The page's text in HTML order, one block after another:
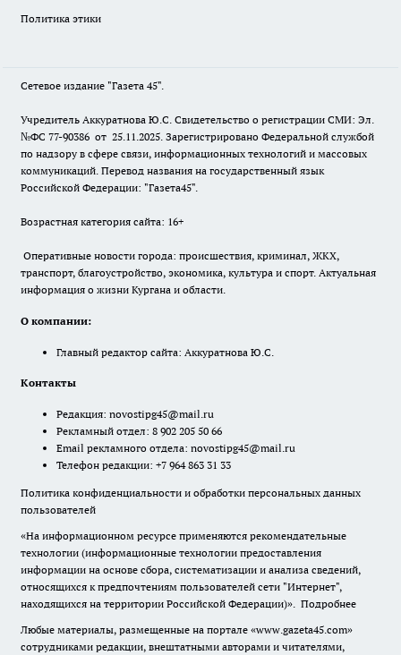
Политика этики
Сетевое издание "Газета 45".
Учредитель Аккуратнова Ю.С. Свидетельство о регистрации СМИ: Эл.
№ФС 77-90386 от 25.11.2025. Зарегистрировано Федеральной службой
по надзору в сфере связи, информационных технологий и массовых
коммуникаций. Перевод названия на государственный язык
Российской Федерации: "Газета45".
Возрастная категория сайта: 16+
Оперативные новости города: происшествия, криминал, ЖКХ,
транспорт, благоустройство, экономика, культура и спорт. Актуальная
информация о жизни Кургана и области.
О компании:
Главный редактор сайта: Аккуратнова Ю.С.
Контакты
Редакция: novostipg45@mail.ru
Рекламный отдел: 8 902 205 50 66
Email рекламного отдела: novostipg45@mail.ru
Телефон редакции: +7 964 863 31 33
Политика конфиденциальности и обработки персональных данных
пользователей
«На информационном ресурсе применяются рекомендательные
технологии (информационные технологии предоставления
информации на основе сбора, систематизации и анализа сведений,
относящихся к предпочтениям пользователей сети "Интернет",
находящихся на территории Российской Федерации)». Подробнее
Любые материалы, размещенные на портале «www.gazeta45.com»
сотрудниками редакции, внештатными авторами и читателями,